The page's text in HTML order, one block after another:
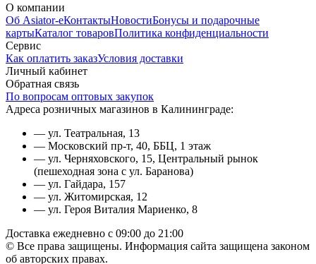
О компании
Об Asiator-еКонтактыНовостиБонусы и подарочные
картыКаталог товаровПолитика конфиденциальности
Сервис
Как оплатить заказУсловия доставки
Личный кабинет
Обратная связь
По вопросам оптовых закупок
Адреса розничных магазинов в Калининграде:
— ул. Театральная, 13
— Московский пр-т, 40, ББЦ, 1 этаж
— ул. Черняховского, 15, Центральный рынок
(пешеходная зона с ул. Баранова)
— ул. Гайдара, 157
— ул. Житомирская, 12
— ул. Героя Виталия Мариенко, 8
Доставка ежедневно с 09:00 до 21:00
© Все права защищены. Информация сайта защищена законом
об авторских правах.